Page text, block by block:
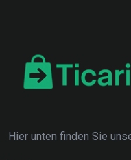
Hier unten finden Sie